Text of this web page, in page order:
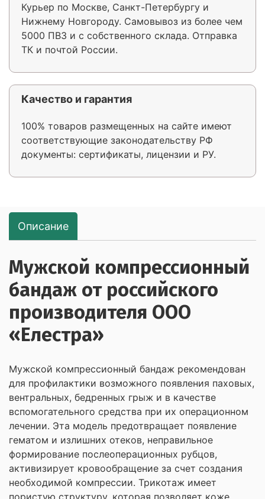
Курьер по Москве, Санкт-Петербургу и
Нижнему Новгороду. Самовывоз из более чем
5000 ПВЗ и с собственного склада. Отправка
ТК и почтой России.
Качество и гарантия
100% товаров размещенных на сайте имеют
соответствующие законодательству РФ
документы: сертификаты, лицензии и РУ.
Описание
Мужской компрессионный
бандаж от российского
производителя ООО
«Елестра»
Мужской компрессионный бандаж рекомендован
для профилактики возможного появления паховых,
вентральных, бедренных грыж и в качестве
вспомогательного средства при их операционном
лечении. Эта модель предотвращает появление
гематом и излишних отеков, неправильное
формирование послеоперационных рубцов,
активизирует кровообращение за счет создания
необходимой компрессии. Трикотаж имеет